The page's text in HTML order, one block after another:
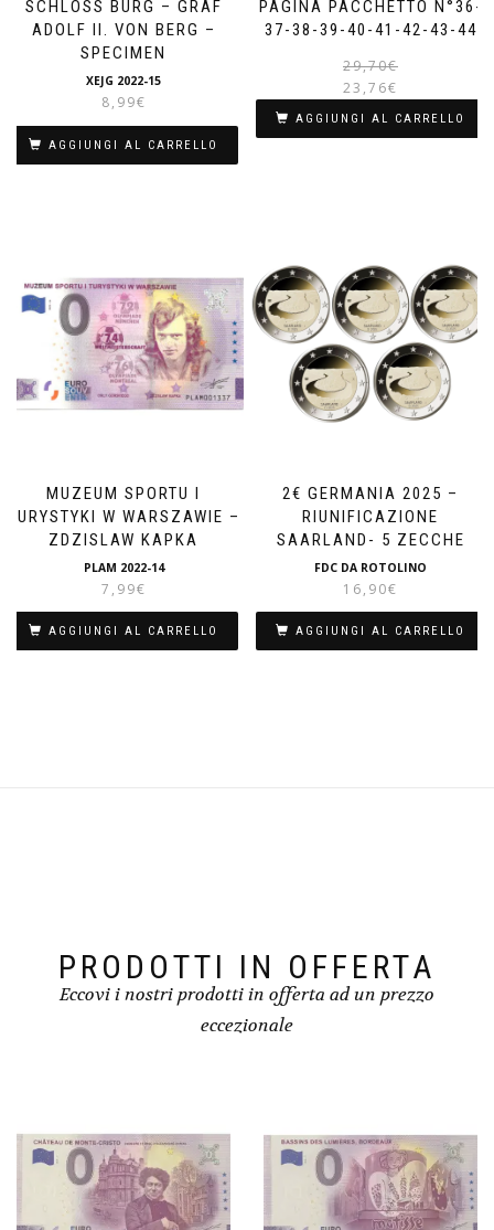
SCHLOSS BURG – GRAF
ADOLF II. VON BERG –
SPECIMEN
XEJG 2022-15
8,99€
AGGIUNGI AL CARRELLO
PAGINA PACCHETTO N°36-
37-38-39-40-41-42-43-44
29,70€
23,76€
AGGIUNGI AL CARRELLO
MUZEUM SPORTU I
TURYSTYKI W WARSZAWIE –
ZDZISLAW KAPKA
PLAM 2022-14
7,99€
AGGIUNGI AL CARRELLO
2€ GERMANIA 2025 –
RIUNIFICAZIONE
SAARLAND- 5 ZECCHE
FDC DA ROTOLINO
16,90€
AGGIUNGI AL CARRELLO
PRODOTTI IN OFFERTA
Eccovi i nostri prodotti in offerta ad un prezzo
eccezionale